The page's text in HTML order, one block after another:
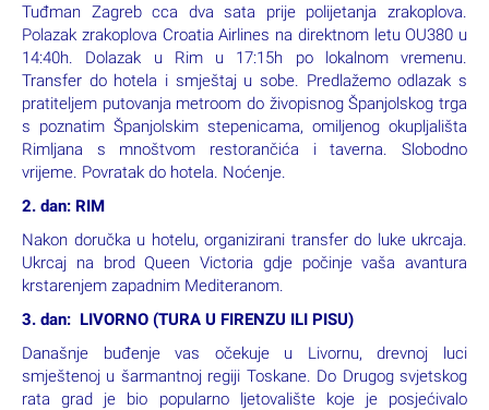
Tuđman Zagreb cca dva sata prije polijetanja zrakoplova.
Polazak zrakoplova Croatia Airlines na direktnom letu OU380 u
14:40h. Dolazak u Rim u 17:15h po lokalnom vremenu.
Transfer do hotela i smještaj u sobe. Predlažemo odlazak s
pratiteljem putovanja metroom do živopisnog Španjolskog trga
s poznatim Španjolskim stepenicama, omiljenog okupljališta
Rimljana s mnoštvom restorančića i taverna. Slobodno
vrijeme. Povratak do hotela. Noćenje.
2. dan: RIM
Nakon doručka u hotelu, organizirani transfer do luke ukrcaja.
Ukrcaj na brod Queen Victoria gdje počinje vaša avantura
krstarenjem zapadnim Mediteranom.
3. dan: LIVORNO (TURA U FIRENZU ILI PISU)
Današnje buđenje vas očekuje u Livornu, drevnoj luci
smještenoj u šarmantnoj regiji Toskane. Do Drugog svjetskog
rata grad je bio popularno ljetovalište koje je posjećivalo